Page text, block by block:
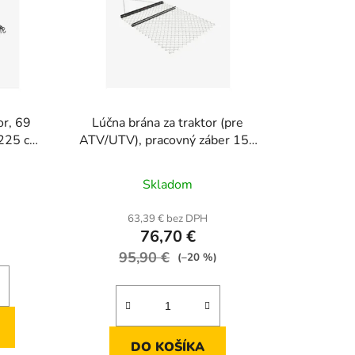
69
cm,
Lúčna brána za traktor (pre
ATV/UTV), pracovný záber 152
cm
Skladom
63,39 € bez DPH
76,70 €
95,90 € (–20 %)
DO KOŠÍKA